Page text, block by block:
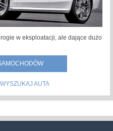
w eksploatacji, ale dające dużo
WYSZUKAJ AUTA